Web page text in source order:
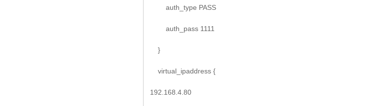
auth_type PASS
auth_pass 1111
}
virtual_ipaddress {
192.168.4.80